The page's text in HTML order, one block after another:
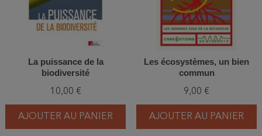
La puissance de la
biodiversité
10,00 €
AJOUTER AU PANIER
Les écosystèmes, un bien
commun
9,00 €
AJOUTER AU PANIER